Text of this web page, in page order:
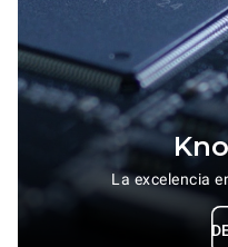
La excelencia